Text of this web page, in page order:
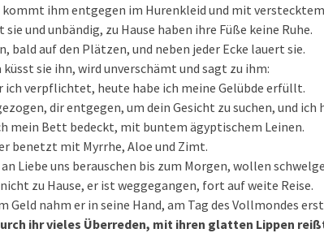
kommt ihm entgegen im Hurenkleid und mit
und unbändig, zu Hause haben ihre Füße keine Ruhe.
bald auf den Plätzen, und neben jeder Ecke lauert sie.
küsst sie ihn, wird unverschämt und sagt zu ihm:
ich verpflichtet, heute habe ich meine Gelübde erfüllt.
dir entgegen, um dein Gesicht zu suchen, und ich
mein Bett bedeckt, mit buntem ägyptischem Leinen.
benetzt mit Myrrhe, Aloe und Zimt.
Liebe uns berauschen bis zum Morgen, wollen
zu Hause, er ist weggegangen, fort auf weite Reise.
Geld nahm er in seine Hand, am Tag des Vollmondes
ihr vieles Überreden, mit ihren glatten Lippen